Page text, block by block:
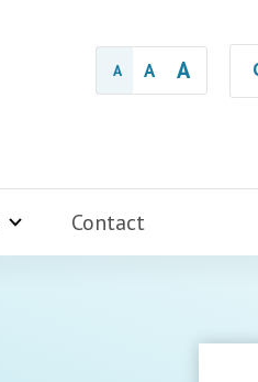
A A A
Contact